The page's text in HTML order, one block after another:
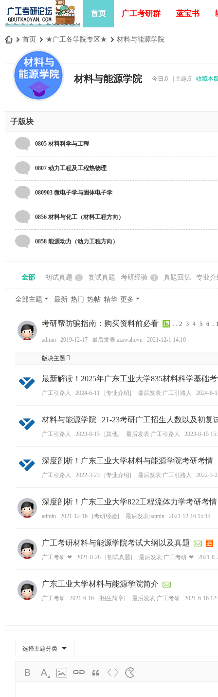
首页 广工考研群 蓝宝书
» 首页 › ★广工各学院专区★ › 材料与能源学院
材料与能源学院 今日:0 主题:6 收藏本
子版块
0805 材料科学与工程
0807 动力工程及工程热物理
080903 微电子学与固体电子学
0856 材料与化工（材料工程方向）
0858 能源动力（动力工程方向）
全部 初试真题 1 复试真题 考研经验 1 真题回忆 专业介
全部主题 最新 热门 热帖 精华 更多
考研帮防骗指南：购买资料前必看 ... 2 3 4 5 6 ..
admin 2019-12-17 最后发表:azawahovu 2021-12-1 14:10
版块主题
最新解读！2025年广东工业大学835材料科学基础
广工引路人 2024-6-11 [专业介绍] 最后发表:广工引路人 2024-6-
材料与能源学院 | 21-23考研广工招生人数以及初复
广工引路人 2023-8-15 [其他] 最后发表:广工引路人 2023-8-15
深度剖析！广东工业大学材料与能源学院考研考情
广工引路人 2022-3-23 [专业介绍] 最后发表:广工引路人 2022-3-
深度剖析！广东工业大学822工程流体力学考研考
admin 2021-12-16 [考研经验] 最后发表:admin 2021-12-16 15:14
广工考研材料与能源学院考试大纲以及真题
广工考研-❤ 2021-8-28 [初试真题] 最后发表:广工考研-❤ 2021-8-
广东工业大学材料与能源学院简介
广工考研 2021-6-16 [招生简章] 最后发表:广工考研 2021-6-16
选择主题分类